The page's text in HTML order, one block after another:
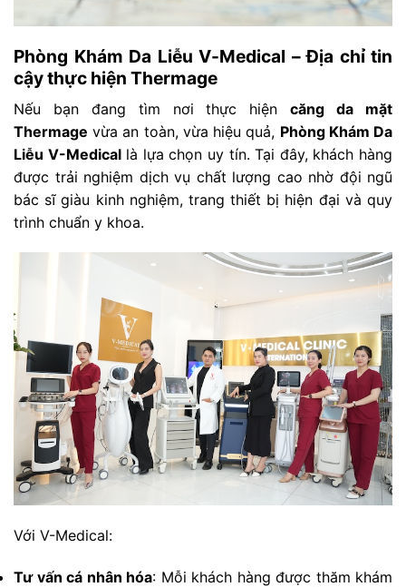
Phòng Khám Da Liễu V-Medical – Địa chỉ tin
cậy thực hiện Thermage
Nếu bạn đang tìm nơi thực hiệncăng da mặt
Thermage vừa an toàn, vừa hiệu quả, Phòng Khám Da
Liễu V-Medicallà lựa chọn uy tín. Tại đây, khách hàng
được trải nghiệm dịch vụ chất lượng cao nhờ đội ngũ
bác sĩ giàu kinh nghiệm, trang thiết bị hiện đại và quy
trình chuẩn y khoa.
Với V-Medical:
Tư vấn cá nhân hóa: Mỗi khách hàng được thăm khám